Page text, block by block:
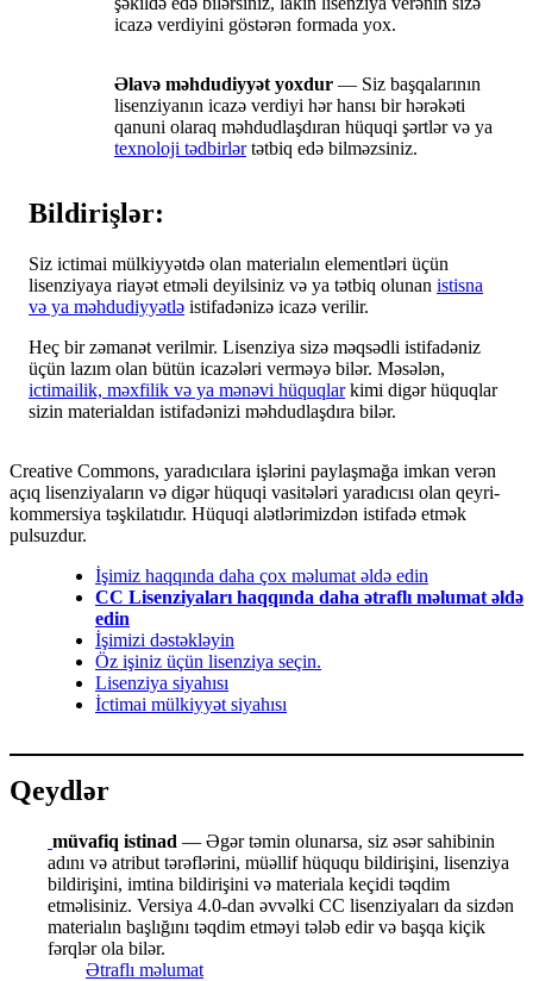
icazə verdiyini göstərən formada yox.
Əlavə məhdudiyyət yoxdur — Siz başqalarının
lisenziyanın icazə verdiyi hər hansı bir hərəkəti
qanuni olaraq məhdudlaşdıran hüquqi şərtlər və ya
texnoloji tədbirlərtətbiq edə bilməzsiniz.
Bildirişlər:
Siz ictimai mülkiyyətdə olan materialın elementləri üçün
lisenziyaya riayət etməli deyilsiniz və ya tətbiq olunan istisna
və ya məhdudiyyətlə istifadənizə icazə verilir.
Heç bir zəmanət verilmir. Lisenziya sizə məqsədli istifadəniz
üçün lazım olan bütün icazələri verməyə bilər. Məsələn,
ictimailik, məxfilik və ya mənəvi hüquqlarkimi digər hüquqlar
sizin materialdan istifadənizi məhdudlaşdıra bilər.
Creative Commons, yaradıcılara işlərini paylaşmağa imkan verən
açıq lisenziyaların və digər hüquqi vasitələri yaradıcısı olan qeyri-
kommersiya təşkilatıdır. Hüquqi alətlərimizdən istifadə etmək
pulsuzdur.
İşimiz haqqında daha çox məlumat əldə edin
CC Lisenziyaları haqqında daha ətraflı məlumat əldə
edin
İşimizi dəstəkləyin
Öz işiniz üçün lisenziya seçin.
Lisenziya siyahısı
İctimai mülkiyyət siyahısı
Qeydlər
müvafiq istinad — Əgər təmin olunarsa, siz əsər sahibinin
adını və atribut tərəflərini, müəllif hüququ bildirişini, lisenziya
bildirişini, imtina bildirişini və materiala keçidi təqdim
etməlisiniz. Versiya 4.0-dan əvvəlki CC lisenziyaları da sizdən
materialın başlığını təqdim etməyi tələb edir və başqa kiçik
fərqlər ola bilər.
Ətraflı məlumat